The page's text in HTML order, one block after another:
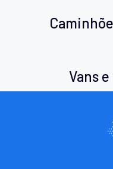
Vans